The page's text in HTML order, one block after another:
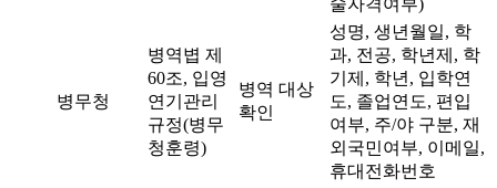
술자격여부)
병무청
병역볍 제
60조, 입영
연기관리
규정(병무
청훈령)
병역 대상
확인
성명, 생년월일, 학
과, 전공, 학년제, 학
기제, 학년, 입학연
도, 졸업연도, 편입
여부, 주/야 구분, 재
외국민여부, 이메일,
휴대전화번호